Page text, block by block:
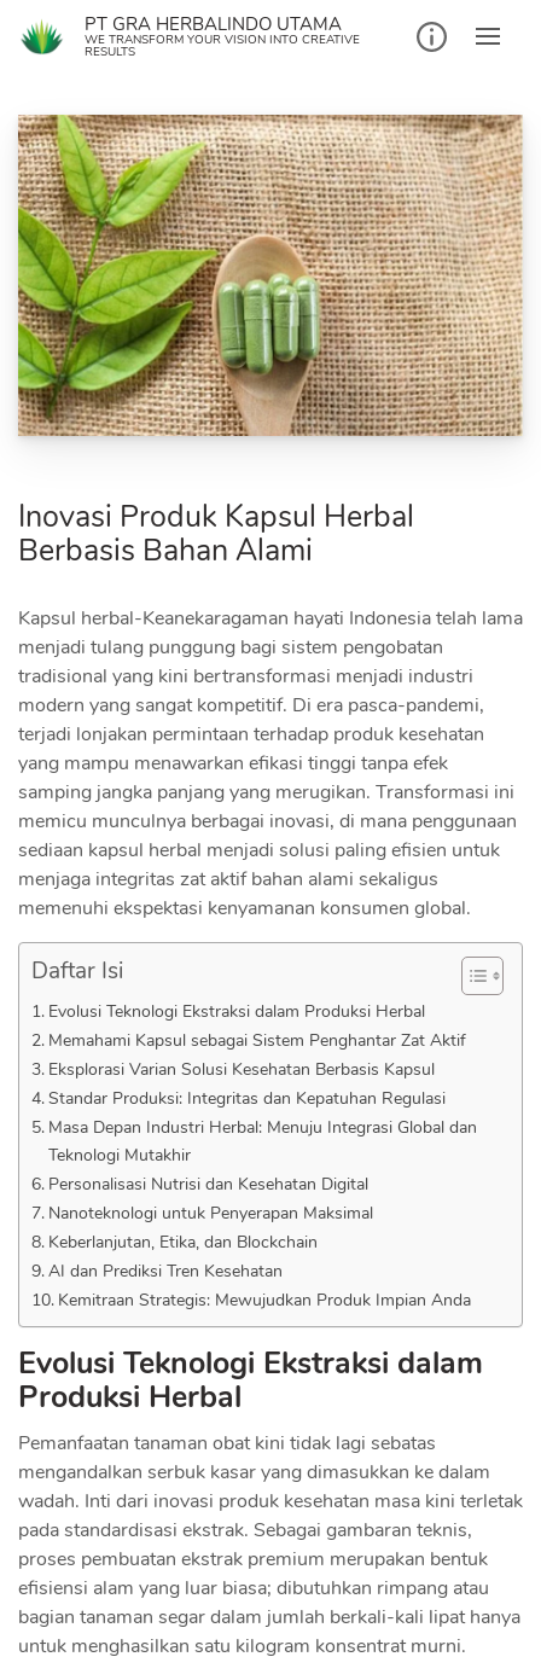
PT GRA HERBALINDO UTAMA
WE TRANSFORM YOUR VISION INTO CREATIVE
RESULTS
Inovasi Produk Kapsul Herbal
Berbasis Bahan Alami
Kapsul herbal-Keanekaragaman hayati Indonesia telah lama
menjadi tulang punggung bagi sistem pengobatan
tradisional yang kini bertransformasi menjadi industri
modern yang sangat kompetitif. Di era pasca-pandemi,
terjadi lonjakan permintaan terhadap produk kesehatan
yang mampu menawarkan efikasi tinggi tanpa efek
samping jangka panjang yang merugikan. Transformasi ini
memicu munculnya berbagai inovasi, di mana penggunaan
sediaan kapsul herbal menjadi solusi paling efisien untuk
menjaga integritas zat aktif bahan alami sekaligus
memenuhi ekspektasi kenyamanan konsumen global.
Daftar Isi
​Evolusi Teknologi Ekstraksi dalam Produksi Herbal
Memahami Kapsul sebagai Sistem Penghantar Zat Aktif
Eksplorasi Varian Solusi Kesehatan Berbasis Kapsul
Standar Produksi: Integritas dan Kepatuhan Regulasi
Masa Depan Industri Herbal: Menuju Integrasi Global dan
Teknologi Mutakhir
Personalisasi Nutrisi dan Kesehatan Digital
Nanoteknologi untuk Penyerapan Maksimal
Keberlanjutan, Etika, dan Blockchain
AI dan Prediksi Tren Kesehatan
Kemitraan Strategis: Mewujudkan Produk Impian Anda
Evolusi Teknologi Ekstraksi dalam
Produksi Herbal
Pemanfaatan tanaman obat kini tidak lagi sebatas
mengandalkan serbuk kasar yang dimasukkan ke dalam
wadah. Inti dari inovasi produk kesehatan masa kini terletak
pada standardisasi ekstrak. Sebagai gambaran teknis,
proses pembuatan ekstrak premium merupakan bentuk
efisiensi alam yang luar biasa; dibutuhkan rimpang atau
bagian tanaman segar dalam jumlah berkali-kali lipat hanya
untuk menghasilkan satu kilogram konsentrat murni.